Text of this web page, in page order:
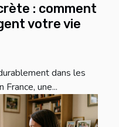
: comment
votre vie
dans les
une...